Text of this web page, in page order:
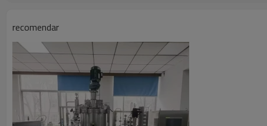
Limpio
Control de gas
Control por medidor de rotor,
Alimentación
Alimentación automática
Control antiespumante
Añadir antiespumante
Control de temperatura
Autocontrol, rango de
recomendar